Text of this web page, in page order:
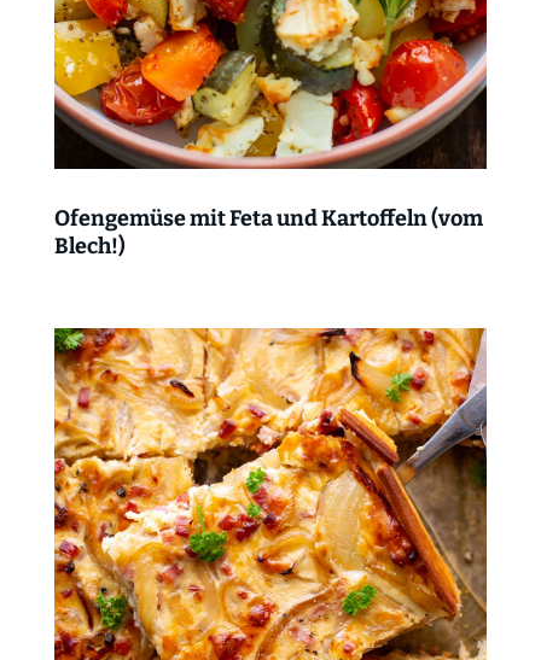
Ofengemüse mit Feta und Kartoffeln (vom
Blech!)